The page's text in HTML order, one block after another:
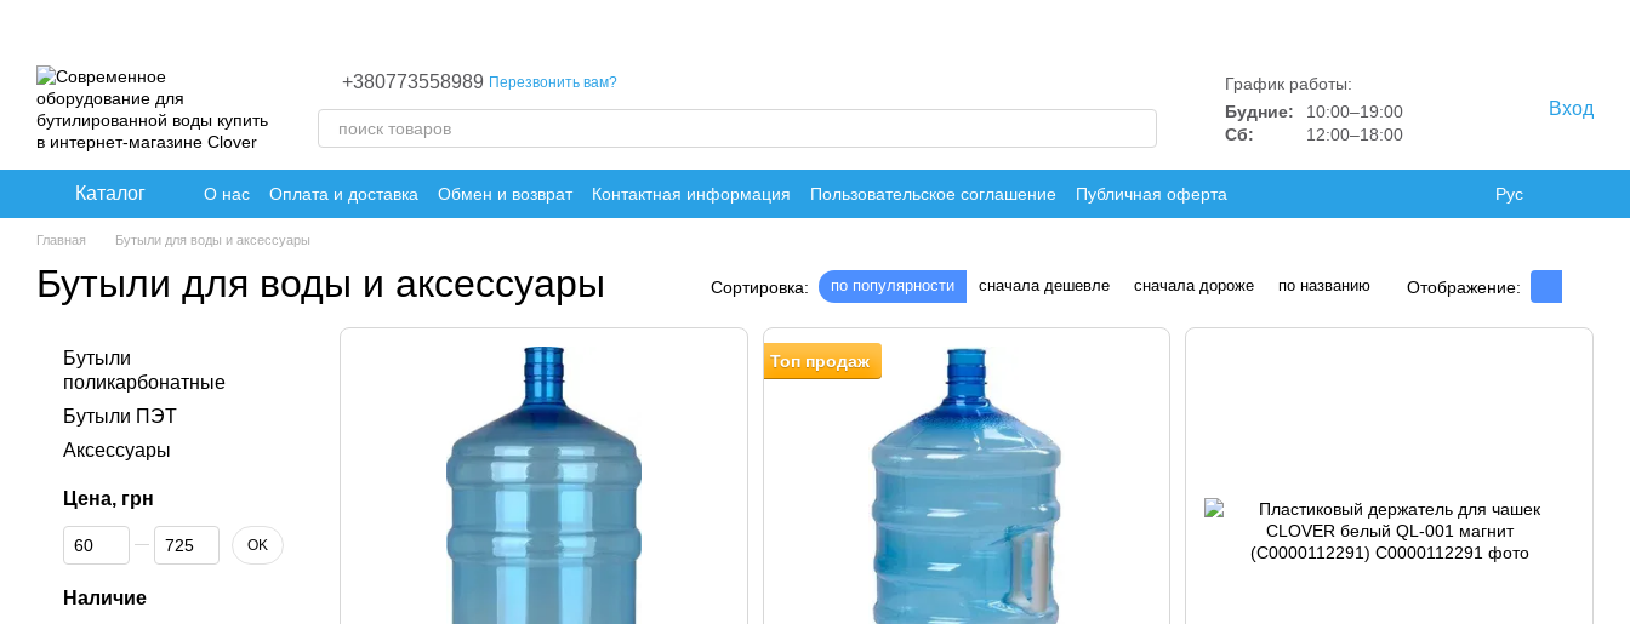
+380773558989 Перезвонить вам?
График работы:
Будние:
10:00–19:00
Сб:
12:00–18:00
Вход
Каталог О нас Оплата и доставка Обмен и возврат Контактная информация Пользовательское соглашение Публичная оферта Рус
Главная Бутыли для воды и аксессуары
Бутыли для воды и аксессуары Сортировка: по популярности сначала дешевле сначала дороже по названию Отображение:
Топ продаж
Бутыли
поликарбонатные
Бутыли ПЭТ
Аксессуары
Цена, грн
От Цена, грн
До Цена, грн OK
Наличие